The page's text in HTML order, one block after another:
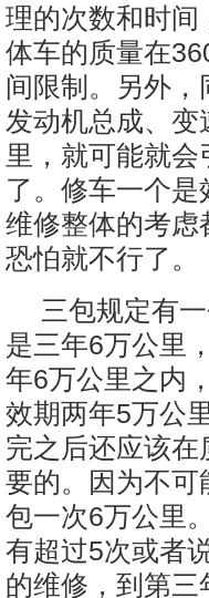
理的次数和时
体车的质量在
间限制。另外
发动机总成、
里，就可能就
了。修车一个
维修整体的考虑
恐怕就不行了。
三包规定有
是三年6万公里
年6万公里之内
效期两年5万公
完之后还应该
要的。因为不可
包一次6万公里
有超过5次或者
的维修，到第